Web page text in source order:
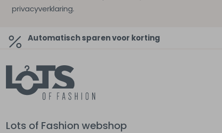
privacyverklaring.
Automatisch sparen voor korting
Lots of Fashion webshop